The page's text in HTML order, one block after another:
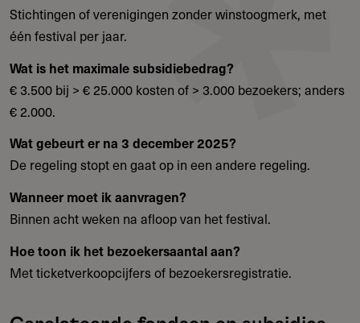
Stichtingen of verenigingen zonder winstoogmerk, met
één festival per jaar.
Wat is het maximale subsidiebedrag?
€ 3.500 bij > € 25.000 kosten of > 3.000 bezoekers; anders
€ 2.000.
Wat gebeurt er na 3 december 2025?
De regeling stopt en gaat op in een andere regeling.
Wanneer moet ik aanvragen?
Binnen acht weken na afloop van het festival.
Hoe toon ik het bezoekersaantal aan?
Met ticketverkoopcijfers of bezoekersregistratie.